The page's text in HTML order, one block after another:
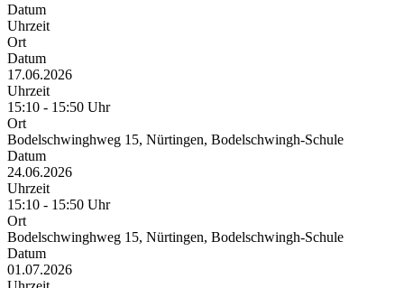
Datum
Uhrzeit
Ort
Datum
17.06.2026
Uhrzeit
15:10 - 15:50 Uhr
Ort
Bodelschwinghweg 15, Nürtingen, Bodelschwingh-Schule
Datum
24.06.2026
Uhrzeit
15:10 - 15:50 Uhr
Ort
Bodelschwinghweg 15, Nürtingen, Bodelschwingh-Schule
Datum
01.07.2026